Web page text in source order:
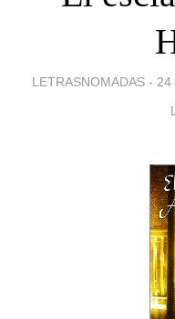
LETRASNOMADAS - 24